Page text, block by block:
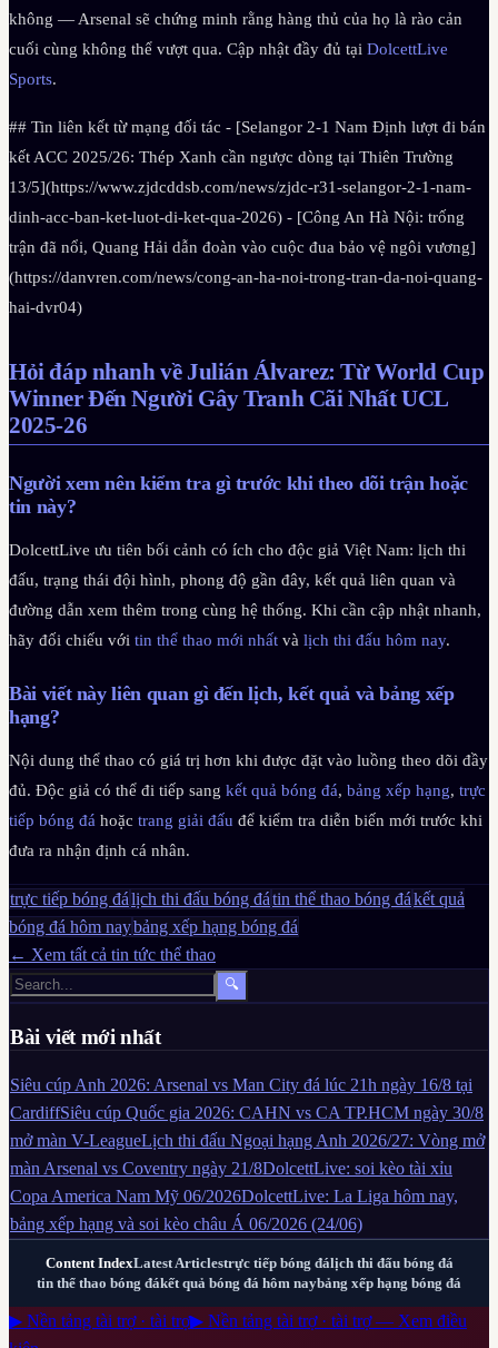
không — Arsenal sẽ chứng minh rằng hàng thủ của họ là rào cản
cuối cùng không thể vượt qua. Cập nhật đầy đủ tại DolcettLive
Sports.
## Tin liên kết từ mạng đối tác - [Selangor 2-1 Nam Định lượt đi bán
kết ACC 2025/26: Thép Xanh cần ngược dòng tại Thiên Trường
13/5](https://www.zjdcddsb.com/news/zjdc-r31-selangor-2-1-nam-
dinh-acc-ban-ket-luot-di-ket-qua-2026) - [Công An Hà Nội: trống
trận đã nổi, Quang Hải dẫn đoàn vào cuộc đua bảo vệ ngôi vương]
(https://danvren.com/news/cong-an-ha-noi-trong-tran-da-noi-quang-
hai-dvr04)
Hỏi đáp nhanh về Julián Álvarez: Từ World Cup
Winner Đến Người Gây Tranh Cãi Nhất UCL
2025-26
Người xem nên kiểm tra gì trước khi theo dõi trận hoặc
tin này?
DolcettLive ưu tiên bối cảnh có ích cho độc giả Việt Nam: lịch thi
đấu, trạng thái đội hình, phong độ gần đây, kết quả liên quan và
đường dẫn xem thêm trong cùng hệ thống. Khi cần cập nhật nhanh,
hãy đối chiếu với tin thể thao mới nhất và lịch thi đấu hôm nay.
Bài viết này liên quan gì đến lịch, kết quả và bảng xếp
hạng?
Nội dung thể thao có giá trị hơn khi được đặt vào luồng theo dõi đầy
đủ. Độc giả có thể đi tiếp sang kết quả bóng đá, bảng xếp hạng, trực
tiếp bóng đá hoặc trang giải đấu để kiểm tra diễn biến mới trước khi
đưa ra nhận định cá nhân.
trực tiếp bóng đálịch thi đấu bóng đátin thể thao bóng đákết quả
bóng đá hôm naybảng xếp hạng bóng đá
← Xem tất cả tin tức thể thao
🔍
Bài viết mới nhất
Siêu cúp Anh 2026: Arsenal vs Man City đá lúc 21h ngày 16/8 tại
CardiffSiêu cúp Quốc gia 2026: CAHN vs CA TP.HCM ngày 30/8
mở màn V-LeagueLịch thi đấu Ngoại hạng Anh 2026/27: Vòng mở
màn Arsenal vs Coventry ngày 21/8DolcettLive: soi kèo tài xỉu
Copa America Nam Mỹ 06/2026DolcettLive: La Liga hôm nay,
bảng xếp hạng và soi kèo châu Á 06/2026 (24/06)
Content IndexLatest Articlestrực tiếp bóng đálịch thi đấu bóng đá
tin thể thao bóng đákết quả bóng đá hôm naybảng xếp hạng bóng đá
▶ Nền tảng tài trợ · tài trợ▶ Nền tảng tài trợ · tài trợ — Xem điều